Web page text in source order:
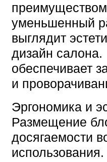
преимуществом
уменьшенный
выглядит
дизайн салона.
обеспечивает
и
Эргономика и
Размещение
досягаемости